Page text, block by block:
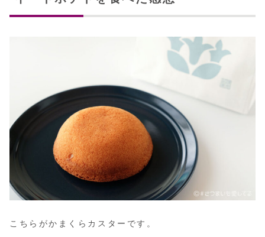
こちらがかまくらカスターです。